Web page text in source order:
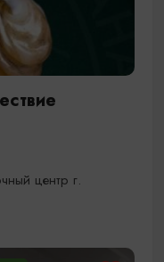
центр г.